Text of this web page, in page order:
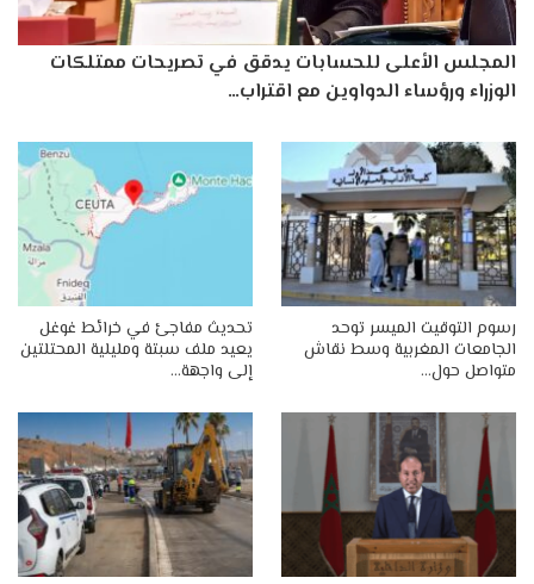
المجلس الأعلى للحسابات يدقق في تصريحات ممتلكات
الوزراء ورؤساء الدواوين مع اقتراب…
رسوم التوقيت الميسر توحد
الجامعات المغربية وسط نقاش
متواصل حول…
تحديث مفاجئ في خرائط غوغل
يعيد ملف سبتة ومليلية المحتلتين
إلى واجهة…